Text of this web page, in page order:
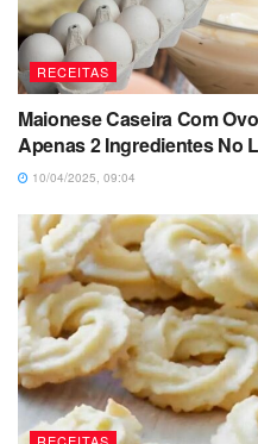
RECEITAS
Maionese Caseira Com
Apenas 2 Ingredientes No
10/04/2025, 09:04